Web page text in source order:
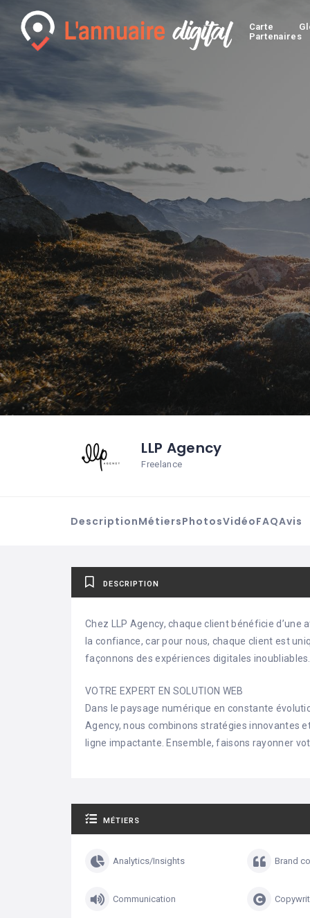
Carte
Partenaires
LLP Agency
Freelance
DescriptionMétiersPhotosVidéoFAQAvis
DESCRIPTION
Chez LLP Agency, chaque client bénéficie
la confiance, car pour nous, chaque client est
façonnons des expériences digitales inoubliables.
VOTRE EXPERT EN SOLUTION WEB
Dans le paysage numérique en constante
Agency, nous combinons stratégies innovantes
ligne impactante. Ensemble, faisons rayonner
MÉTIERS
Analytics/Insights Brand
Communication